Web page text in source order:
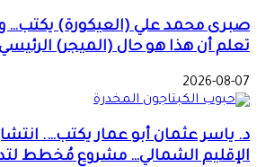
صبرى محمد علي (العيكورة) يكتب…
تعلم أن هذا هو حال (الميجر)
2026-08-07
د. ياسر عثمان أبو عمار يكتب….
الإقليم الشمالي… مشروع مُخطط